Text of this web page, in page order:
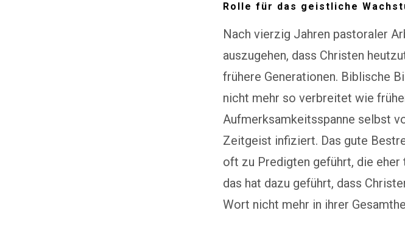
Rolle für das geistliche
Nach vierzig Jahren pastoraler
auszugehen, dass Christen
frühere Generationen. Biblische
nicht mehr so verbreitet wie
Aufmerksamkeitsspanne selbst
Zeitgeist infiziert. Das gute
oft zu Predigten geführt, die eher
das hat dazu geführt, dass
Wort nicht mehr in ihrer